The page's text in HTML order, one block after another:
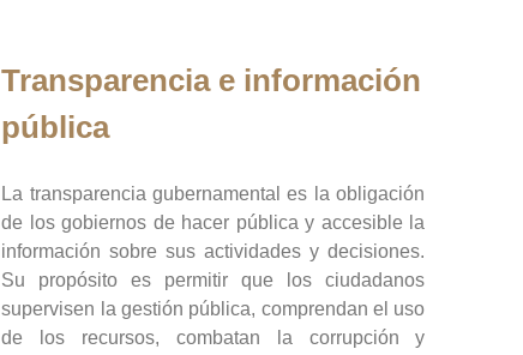
Transparencia e información
pública
La transparencia gubernamental es la obligación
de los gobiernos de hacer pública y accesible la
información sobre sus actividades y decisiones.
Su propósito es permitir que los ciudadanos
supervisen la gestión pública, comprendan el uso
de los recursos, combatan la corrupción y